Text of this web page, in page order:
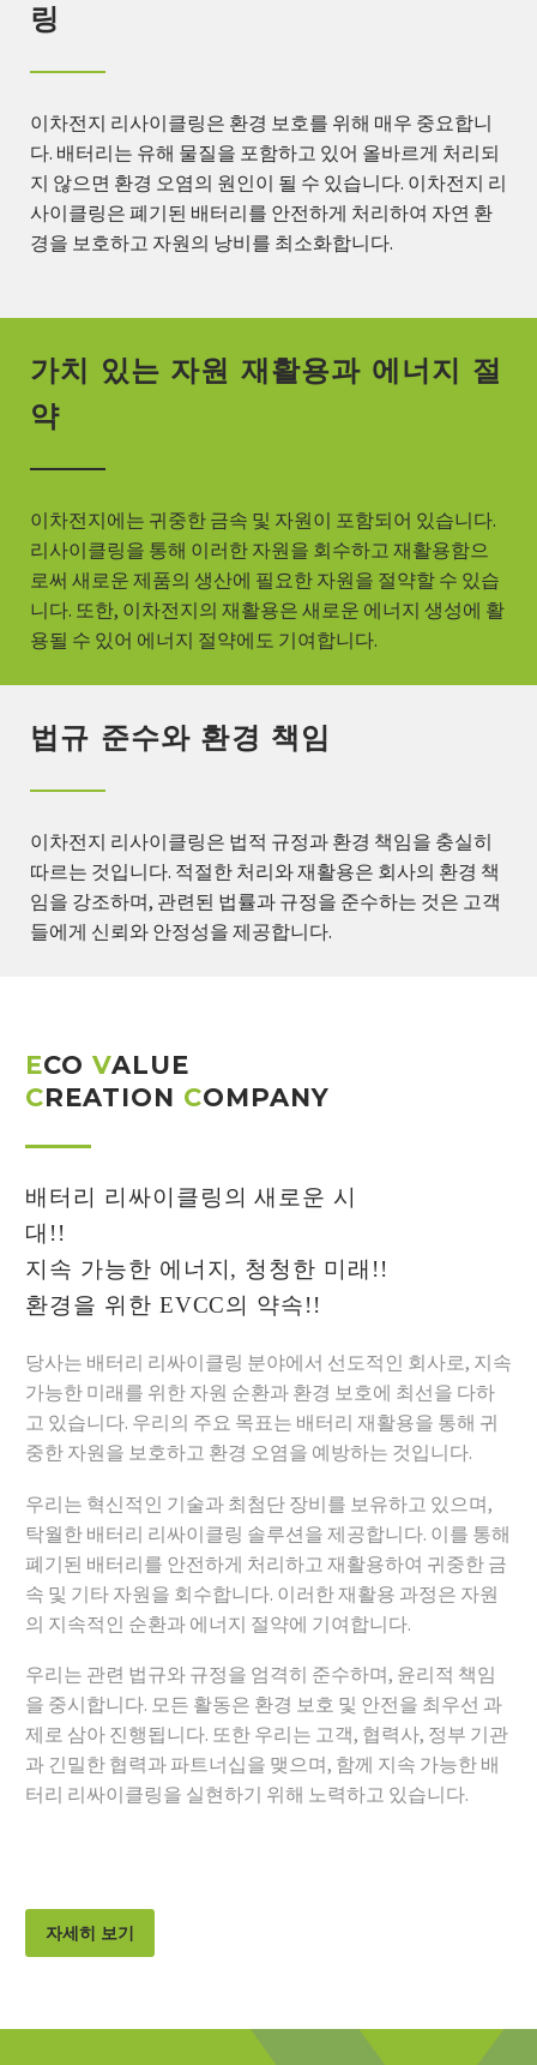
링
이차전지 리사이클링은 환경 보호를 위해 매우 중요합니
다. 배터리는 유해 물질을 포함하고 있어 올바르게 처리되
지 않으면 환경 오염의 원인이 될 수 있습니다. 이차전지 리
사이클링은 폐기된 배터리를 안전하게 처리하여 자연 환
경을 보호하고 자원의 낭비를 최소화합니다.
가치 있는 자원 재활용과 에너지 절
약
이차전지에는 귀중한 금속 및 자원이 포함되어 있습니다.
리사이클링을 통해 이러한 자원을 회수하고 재활용함으
로써 새로운 제품의 생산에 필요한 자원을 절약할 수 있습
니다. 또한, 이차전지의 재활용은 새로운 에너지 생성에 활
용될 수 있어 에너지 절약에도 기여합니다.
법규 준수와 환경 책임
이차전지 리사이클링은 법적 규정과 환경 책임을 충실히
따르는 것입니다. 적절한 처리와 재활용은 회사의 환경 책
임을 강조하며, 관련된 법률과 규정을 준수하는 것은 고객
들에게 신뢰와 안정성을 제공합니다.
ECOVALUE
CREATION COMPANY
배터리 리싸이클링의 새로운 시
대!!
지속 가능한 에너지, 청청한 미래!!
환경을 위한 EVCC의 약속!!
당사는 배터리 리싸이클링 분야에서 선도적인 회사로, 지속
가능한 미래를 위한 자원 순환과 환경 보호에 최선을 다하
고 있습니다. 우리의 주요 목표는 배터리 재활용을 통해 귀
중한 자원을 보호하고 환경 오염을 예방하는 것입니다.
우리는 혁신적인 기술과 최첨단 장비를 보유하고 있으며,
탁월한 배터리 리싸이클링 솔루션을 제공합니다. 이를 통해
폐기된 배터리를 안전하게 처리하고 재활용하여 귀중한 금
속 및 기타 자원을 회수합니다. 이러한 재활용 과정은 자원
의 지속적인 순환과 에너지 절약에 기여합니다.
우리는 관련 법규와 규정을 엄격히 준수하며, 윤리적 책임
을 중시합니다. 모든 활동은 환경 보호 및 안전을 최우선 과
제로 삼아 진행됩니다. 또한 우리는 고객, 협력사, 정부 기관
과 긴밀한 협력과 파트너십을 맺으며, 함께 지속 가능한 배
터리 리싸이클링을 실현하기 위해 노력하고 있습니다.
자세히 보기